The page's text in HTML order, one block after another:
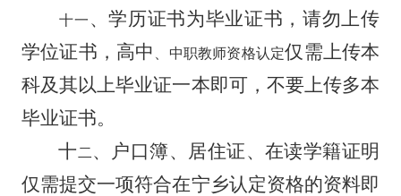
十一 、学历证书为毕业证书，请勿上传
学位证书， 高中 、中职教师资格认定仅需上传本
科及其以上毕业证一本即可，不要上传多本
毕业证书。
十二 、户口簿、居住证、在读学籍证明
仅需提交一项符合在宁乡认定资格的资料即